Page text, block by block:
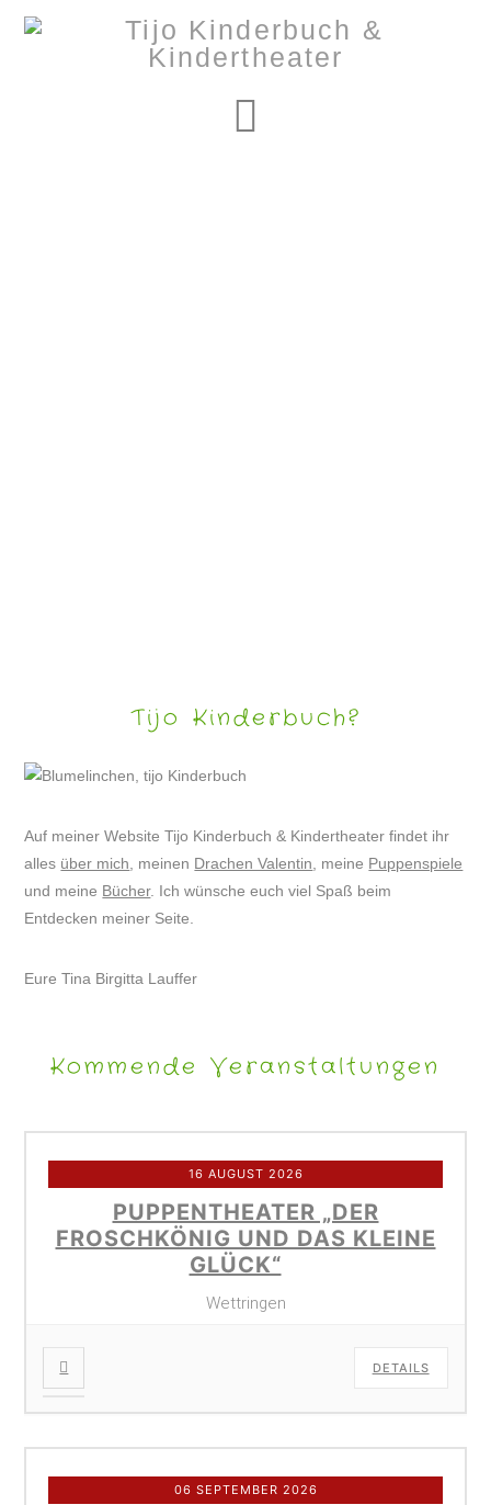
Tijo Kinderbuch?
Auf meiner Website Tijo Kinderbuch & Kindertheater findet ihr
alles über mich , meinen Drachen Valentin , meine Puppenspiele
und meine Bücher. Ich wünsche euch viel Spaß beim
Entdecken meiner Seite.
Eure Tina Birgitta Lauffer
Kommende Veranstaltungen
16 AUGUST 2026
PUPPENTHEATER „DER
FROSCHKÖNIG UND DAS KLEINE
GLÜCK“
Wettringen
DETAILS
06 SEPTEMBER 2026